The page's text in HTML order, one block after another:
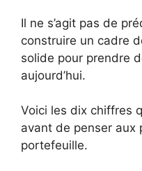
Il ne s’agit pas de
construire un cadre
solide pour prendre
aujourd’hui.
Voici les dix chiffres
avant de penser aux
portefeuille.